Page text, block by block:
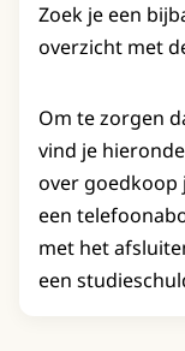
Zoek je een
overzicht met
Om te zorgen
vind je
over goedkoop
een
met het
een